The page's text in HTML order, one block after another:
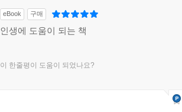
eBook 구매
인생에 도움이 되는 책
이 한줄평이 도움이 되었나요?